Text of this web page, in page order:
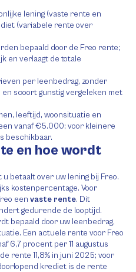
lening (vaste rente en
(variabele rente over
bepaald door de Freo rente;
en verlaagt de totale
per leenbedrag, zonder
scoort gunstig vergeleken met
leeftijd, woonsituatie en
vanaf €5.000; voor kleinere
beschikbaar.
en hoe wordt
betaalt over uw lening bij Freo.
kostenpercentage. Voor
een vaste rente. Dit
gedurende de looptijd.
bepaald door uw leenbedrag,
Een actuele rente voor Freo
6,7 procent per 11 augustus
rente 11,8% in juni 2025; voor
krediet is de rente